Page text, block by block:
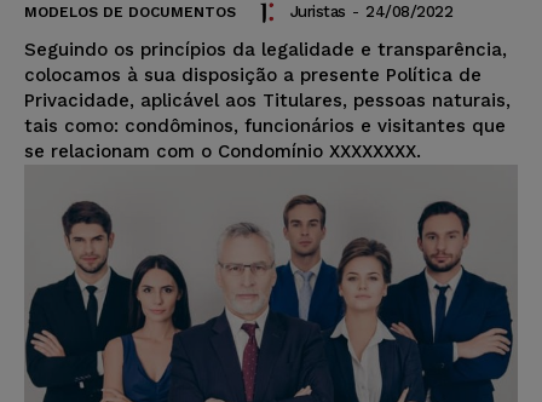
MODELOS DE DOCUMENTOS Juristas - 24/08/2022
Seguindo os princípios da legalidade e transparência,
colocamos à sua disposição a presente Política de
Privacidade, aplicável aos Titulares, pessoas naturais,
tais como: condôminos, funcionários e visitantes que
se relacionam com o Condomínio XXXXXXXX.